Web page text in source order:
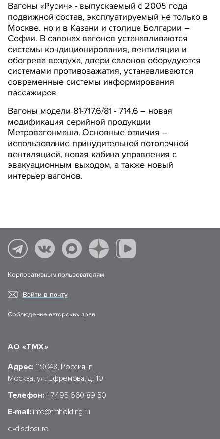
Вагоны «Русич» - выпускаемый с 2005 года
подвижной состав, эксплуатируемый не только в
Москве, но и в Казани и столице Болгарии –
Софии. В салонах вагонов устанавливаются
системы кондиционирования, вентиляции и
обогрева воздуха, двери салонов оборудуются
системами противозажатия, устанавливаются
современные системы информирования
пассажиров
Вагоны модели 81-717.6/81 - 714.6 – новая
модификация серийной продукции
Метровагонмаша. Основные отличия –
использование принудительной потолочной
вентиляцией, новая кабина управления с
эвакуационным выходом, а также новый
интерьер вагонов.
Корпоративным пользователям
Войти в почту
Соблюдение авторских прав
АО «ТМХ»
Адрес: 119048, Россия, г.
Москва, ул. Ефремова, д. 10
Телефон: +7 495 660 89 50
E-mail: info@tmholding.ru
e-disclosure